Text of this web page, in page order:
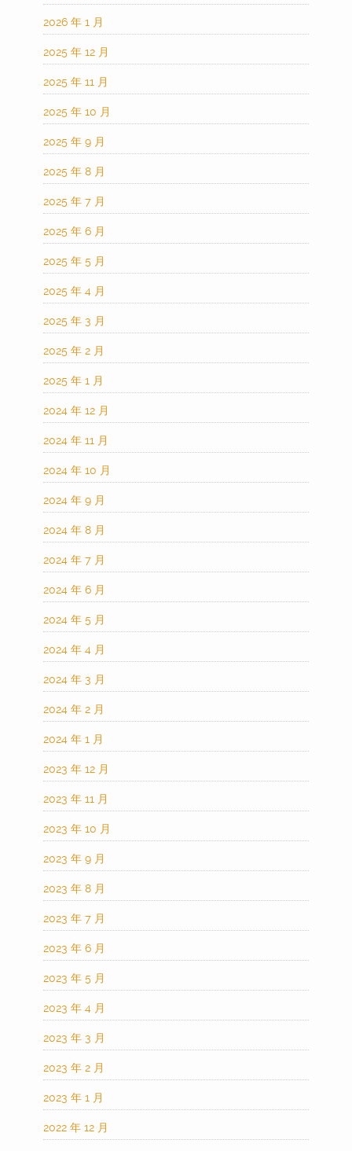
2026 年 1 月
2025 年 12 月
2025 年 11 月
2025 年 10 月
2025 年 9 月
2025 年 8 月
2025 年 7 月
2025 年 6 月
2025 年 5 月
2025 年 4 月
2025 年 3 月
2025 年 2 月
2025 年 1 月
2024 年 12 月
2024 年 11 月
2024 年 10 月
2024 年 9 月
2024 年 8 月
2024 年 7 月
2024 年 6 月
2024 年 5 月
2024 年 4 月
2024 年 3 月
2024 年 2 月
2024 年 1 月
2023 年 12 月
2023 年 11 月
2023 年 10 月
2023 年 9 月
2023 年 8 月
2023 年 7 月
2023 年 6 月
2023 年 5 月
2023 年 4 月
2023 年 3 月
2023 年 2 月
2023 年 1 月
2022 年 12 月